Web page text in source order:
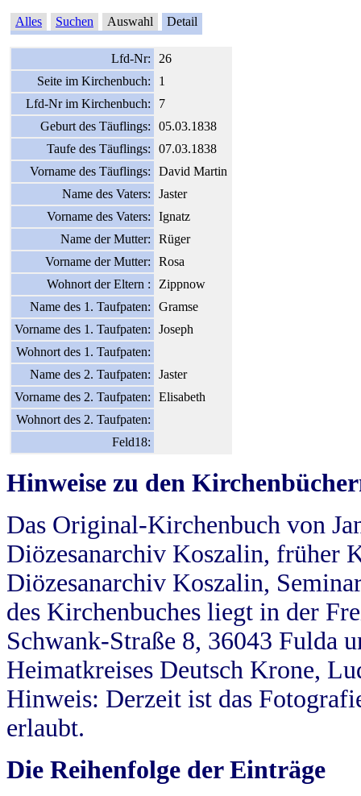
Alles Suchen Auswahl Detail
Lfd-Nr:
26
Seite im Kirchenbuch:
1
Lfd-Nr im Kirchenbuch:
7
Geburt des Täuflings:
05.03.1838
Taufe des Täuflings:
07.03.1838
Vorname des Täuflings:
David Martin
Name des Vaters:
Jaster
Vorname des Vaters:
Ignatz
Name der Mutter:
Rüger
Vorname der Mutter:
Rosa
Wohnort der Eltern :
Zippnow
Name des 1. Taufpaten:
Gramse
Vorname des 1. Taufpaten:
Joseph
Wohnort des 1. Taufpaten:
Name des 2. Taufpaten:
Jaster
Vorname des 2. Taufpaten:
Elisabeth
Wohnort des 2. Taufpaten:
Feld18:
Hinweise zu den
Das Original-Kirchenbuch von
Diözesanarchiv Koszalin, früher
Diözesanarchiv Koszalin,
des Kirchenbuches liegt in der
Schwank-Straße 8, 36043 Fulda
Heimatkreises Deutsch Krone,
Hinweis: Derzeit ist das
erlaubt.
Die Reihenfolge der Einträge